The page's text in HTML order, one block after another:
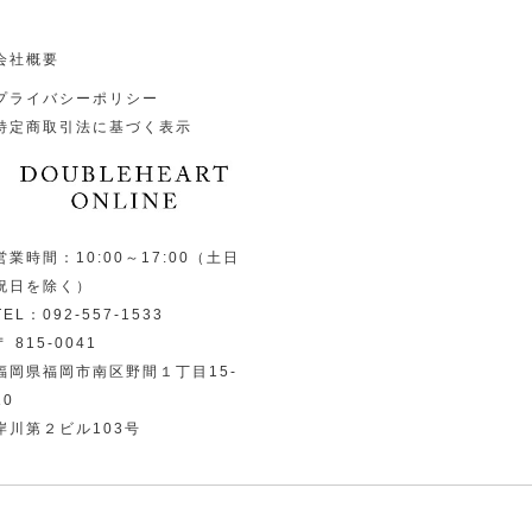
社概要
ライバシーポリシー
定商取引法に基づく表示
業時間：10:00～17:00（土日
日を除く）
：092-557-1533
815-0041
岡県福岡市南区野間１丁目15-
川第２ビル103号